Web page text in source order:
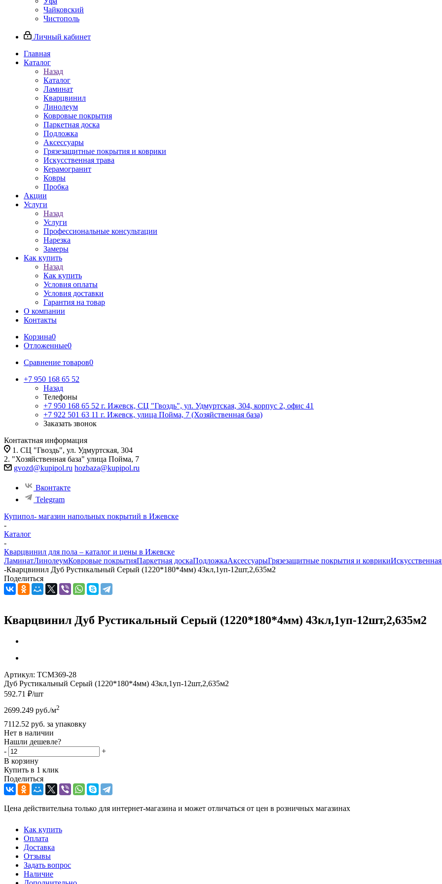
Чайковский
Чистополь
Личный кабинет
Главная
Каталог
Назад
Каталог
Ламинат
Кварцвинил
Линолеум
Ковровые покрытия
Паркетная доска
Подложка
Аксессуары
Грязезащитные покрытия и коврики
Искусственная трава
Керамогранит
Ковры
Пробка
Акции
Услуги
Назад
Услуги
Профессиональные консультации
Нарезка
Замеры
Как купить
Назад
Как купить
Условия оплаты
Условия доставки
Гарантия на товар
О компании
Контакты
Корзина0
Отложенные0
Сравнение товаров0
+7 950 168 65 52
Назад
Телефоны
+7 950 168 65 52 г. Ижевск, СЦ "Гвоздь", ул. Удмуртская, 304, корпус 2, офис 41
+7 922 501 63 11 г. Ижевск, улица Пойма, 7 (Хозяйственная база)
Заказать звонок
Контактная информация
1. СЦ "Гвоздь", ул. Удмуртская, 304
2. "Хозяйственная база" улица Пойма, 7
gvozd@kupipol.ru hozbaza@kupipol.ru
Вконтакте
Telegram
Купипол- магазин напольных покрытий в Ижевске
-
Каталог
-
Кварцвинил для пола – каталог и цены в Ижевске
ЛаминатЛинолеумКовровые покрытияПаркетная доскаПодложкаАксессуарыГрязезащитные покрытия и коврикиИскусственная
-Кварцвинил Дуб Рустикальный Cерый (1220*180*4мм) 43кл,1уп-12шт,2,635м2
Поделиться
Кварцвинил Дуб Рустикальный Cерый (1220*180*4мм) 43кл,1уп-12шт,2,635м2
Артикул: TCM369-28
Дуб Рустикальный Cерый (1220*180*4мм) 43кл,1уп-12шт,2,635м2
592.71 ₽/шт
2699.249 руб./м2
7112.52 руб. за упаковку
Нет в наличии
Нашли дешевле?
-
+
В корзину
Купить в 1 клик
Поделиться
Цена действительна только для интернет-магазина и может отличаться от цен в розничных магазинах
Как купить
Оплата
Доставка
Отзывы
Задать вопрос
Наличие